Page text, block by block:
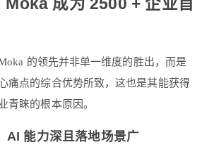
Moka 成为 2500 + 企业首
的领先并非单一维度的胜出，而是
痛点的综合优势所致，这也是其能获得
青睐的根本原因。
AI 能力深且落地场景广